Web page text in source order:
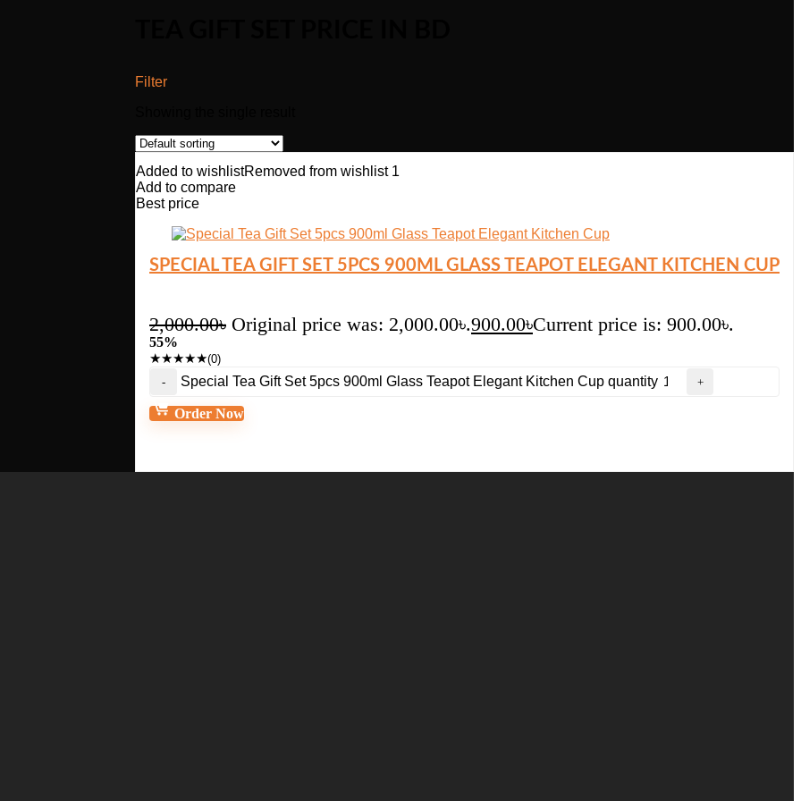
Filter
Added to wishlistRemoved from wishlist 1
Add to compare
Best price
SPECIAL TEA GIFT SET 5PCS 900ML GLASS TEAPOT ELEGANT KITCHEN CUP
2,000.00৳ Original price was: 2,000.00৳.900.00৳Current price is: 900.00৳.
55%
★★★★★(0)
Special Tea Gift Set 5pcs 900ml Glass Teapot Elegant Kitchen Cup quantity
Order Now